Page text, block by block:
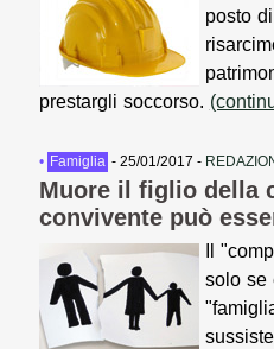
posto
prestargli soccorso.
• Famiglia - 25/01/2017 -
Muore il figlio della
convivente può
Il
solo se